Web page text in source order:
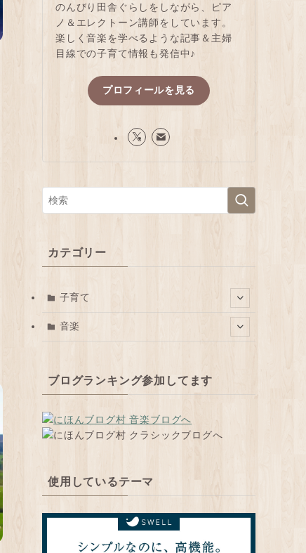
のんびり田舎ぐらしをしながら、ピア
ノ＆エレクトーン講師をしています。
楽しく音楽を学べるような記事＆主婦
目線での子育て情報も発信中♪
プロフィールを見る
カテゴリー
子育て
音楽
ブログランキング参加してます
使用しているテーマ